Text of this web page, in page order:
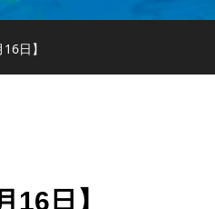
日】
日】